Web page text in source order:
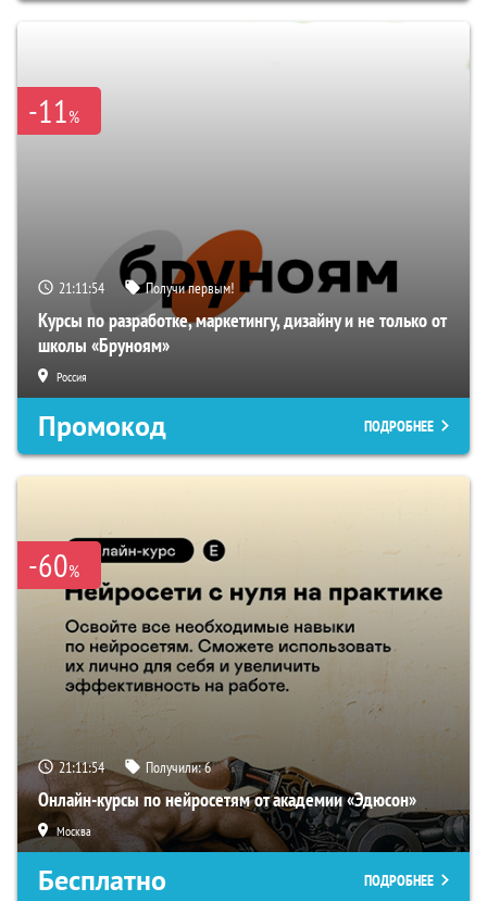
-11%
21:11:54 Получи первым!
Курсы по разработке, маркетингу, дизайну и не только от
школы «Бруноям»
Россия
Промокод ПОДРОБНЕЕ
-60%
21:11:54 Получили:6
Онлайн-курсы по нейросетям от академии «Эдюсон»
Москва
Бесплатно ПОДРОБНЕЕ